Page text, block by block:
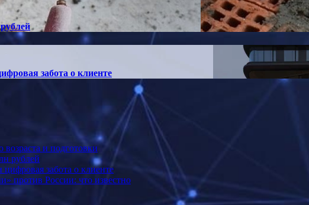
забота о клиенте
и подготовки
рублей
забота о клиенте
против России: что известно